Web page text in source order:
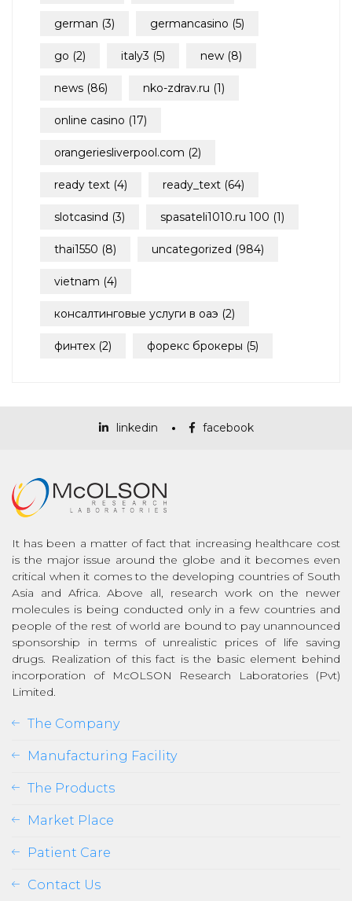
german (3) germancasino (5)
go (2) italy3 (5) new (8)
news (86) nko-zdrav.ru (1)
online casino (17)
orangeriesliverpool.com (2)
ready text (4) ready_text (64)
slotcasind (3) spasateli1010.ru 100 (1)
thai1550 (8) uncategorized (984)
vietnam (4)
консалтинговые услуги в оаэ (2)
финтех (2) форекс брокеры (5)
linkedin facebook
It has been a matter of fact that increasing healthcare cost
is the major issue around the globe and it becomes even
critical when it comes to the developing countries of South
Asia and Africa. Above all, research work on the newer
molecules is being conducted only in a few countries and
people of the rest of world are bound to pay unannounced
sponsorship in terms of unrealistic prices of life saving
drugs. Realization of this fact is the basic element behind
incorporation of McOLSON Research Laboratories (Pvt)
Limited.
The Company
Manufacturing Facility
The Products
Market Place
Patient Care
Contact Us